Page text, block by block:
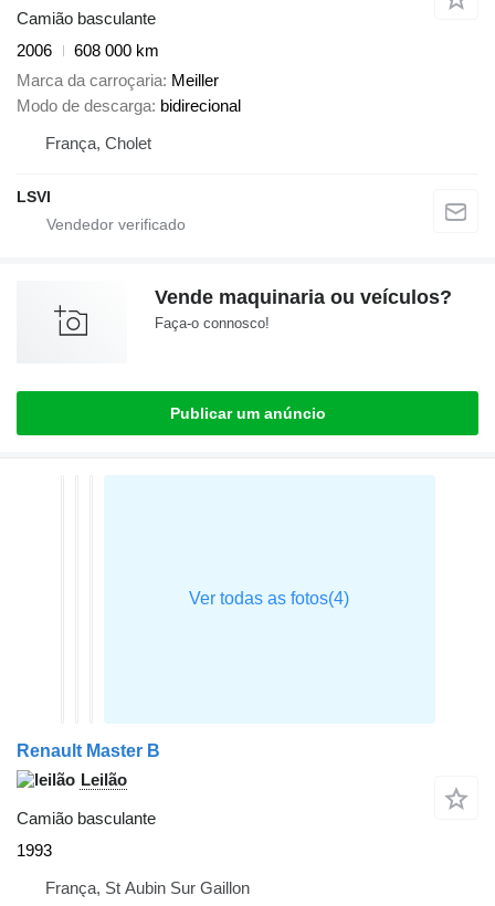
Camião basculante
2006
608 000 km
Marca da carroçaria Meiller
Modo de descarga bidirecional
França, Cholet
LSVI
Vende maquinaria ou veículos?
Faça-o connosco!
Publicar um anúncio
Renault Master B
Leilão
Camião basculante
1993
França, St Aubin Sur Gaillon